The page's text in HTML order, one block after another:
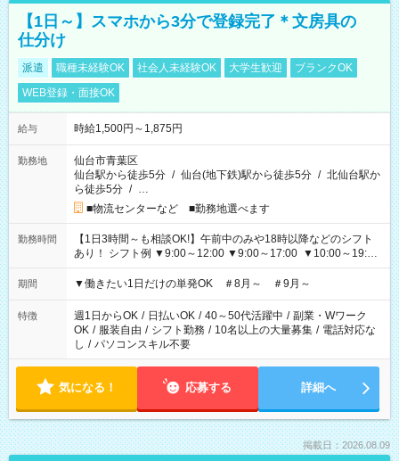
【1日～】スマホから3分で登録完了＊文房具の
仕分け
派遣 職種未経験OK 社会人未経験OK 大学生歓迎
ブランクOK
WEB登録・面接OK
給与 時給1,500円～1,875円
勤務地
仙台市青葉区
仙台駅から徒歩5分 / 仙台(地下鉄)駅から徒歩5分 / 北仙台駅か
ら徒歩5分 / …
■物流センターなど ■勤務地選べます
勤務時間
【1日3時間～も相談OK!】午前中のみや18時以降などのシフト
あり！ シフト例 ▼9:00～12:00 ▼9:00～17:00 ▼10:00～19:00
▼18:00～21:00
期間 ▼働きたい1日だけの単発OK ＃8月～ ＃9月～
特徴 週1日からOK / 日払いOK / 40～50代活躍中 / 副業・Wワーク
OK / 服装自由 / シフト勤務 / 10名以上の大量募集 / 電話対応な
し / パソコンスキル不要
気になる！ 応募する 詳細へ
掲載日：2026.08.09